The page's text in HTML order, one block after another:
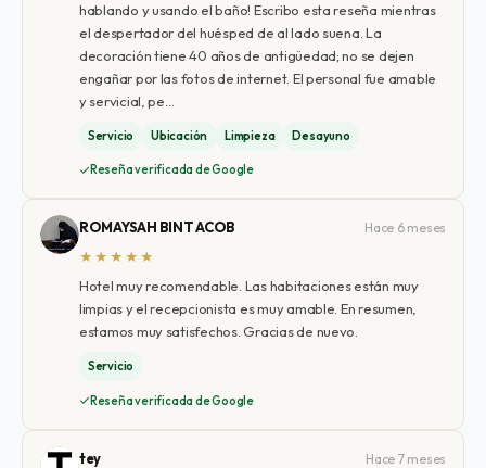
hablando y usando el baño! Escribo esta reseña mientras
el despertador del huésped de al lado suena. La
decoración tiene 40 años de antigüedad; no se dejen
engañar por las fotos de internet. El personal fue amable
y servicial, pe…
Servicio Ubicación Limpieza Desayuno
Reseña verificada de Google
ROMAYSAH BINT ACOB
Hace 6 meses
★★★★★
Hotel muy recomendable. Las habitaciones están muy
limpias y el recepcionista es muy amable. En resumen,
estamos muy satisfechos. Gracias de nuevo.
Servicio
Reseña verificada de Google
tey
Hace 7 meses